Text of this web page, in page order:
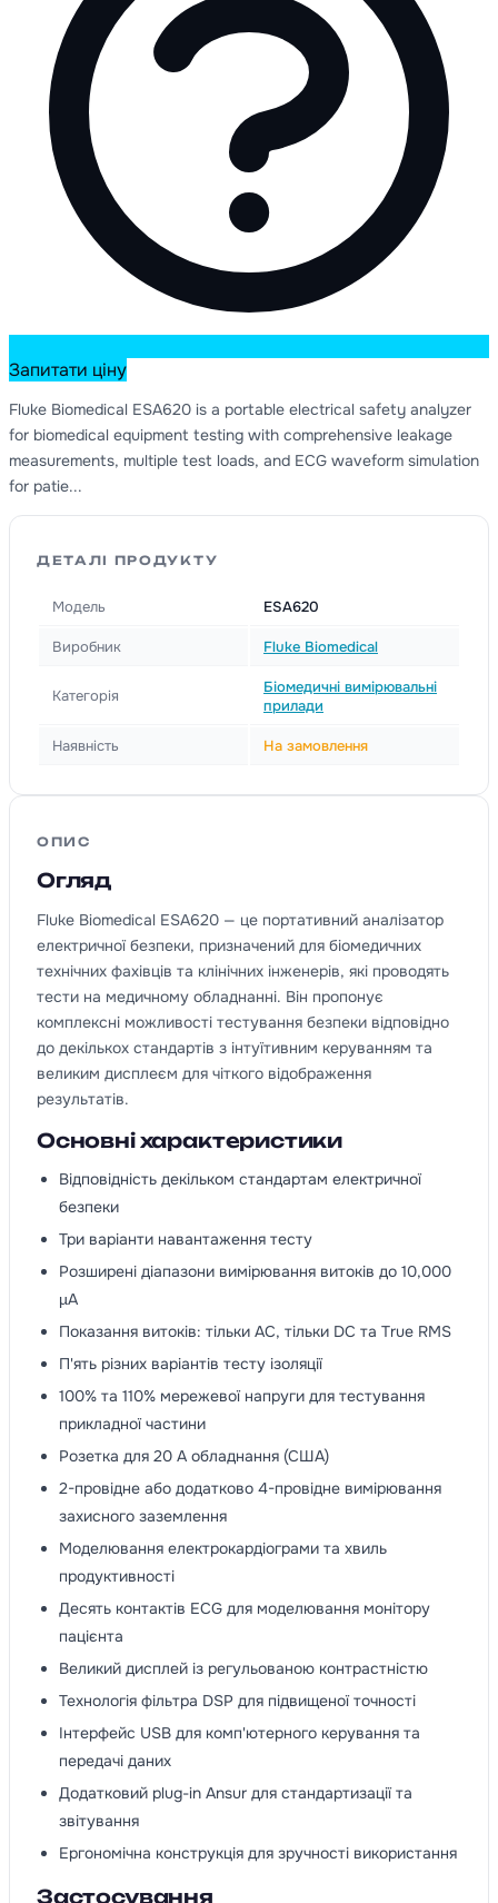
Запитати ціну
Fluke Biomedical ESA620 is a portable electrical safety analyzer
for biomedical equipment testing with comprehensive leakage
measurements, multiple test loads, and ECG waveform simulation
for patie...
ДЕТАЛІ ПРОДУКТУ
Модель ESA620
Виробник Fluke Biomedical
Категорія
Біомедичні вимірювальні
прилади
Наявність На замовлення
ОПИС
Огляд
Fluke Biomedical ESA620 — це портативний аналізатор
електричної безпеки, призначений для біомедичних
технічних фахівців та клінічних інженерів, які проводять
тести на медичному обладнанні. Він пропонує
комплексні можливості тестування безпеки відповідно
до декількох стандартів з інтуїтивним керуванням та
великим дисплеєм для чіткого відображення
результатів.
Основні характеристики
Відповідність декільком стандартам електричної
безпеки
Три варіанти навантаження тесту
Розширені діапазони вимірювання витоків до 10,000
µA
Показання витоків: тільки AC, тільки DC та True RMS
П'ять різних варіантів тесту ізоляції
100% та 110% мережевої напруги для тестування
прикладної частини
Розетка для 20 A обладнання (США)
2-провідне або додатково 4-провідне вимірювання
захисного заземлення
Моделювання електрокардіограми та хвиль
продуктивності
Десять контактів ECG для моделювання монітору
пацієнта
Великий дисплей із регульованою контрастністю
Технологія фільтра DSP для підвищеної точності
Інтерфейс USB для комп'ютерного керування та
передачі даних
Додатковий plug-in Ansur для стандартизації та
звітування
Ергономічна конструкція для зручності використання
Застосування